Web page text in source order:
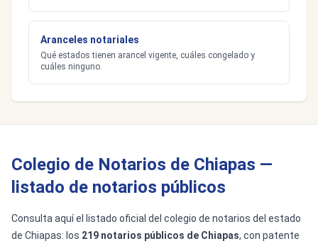
Aranceles notariales
Qué estados tienen arancel vigente, cuáles congelado y
cuáles ninguno.
Colegio de Notarios de Chiapas —
listado de notarios públicos
Consulta aquí el listado oficial del colegio de notarios del estado
de Chiapas: los 219 notarios públicos de Chiapas, con patente